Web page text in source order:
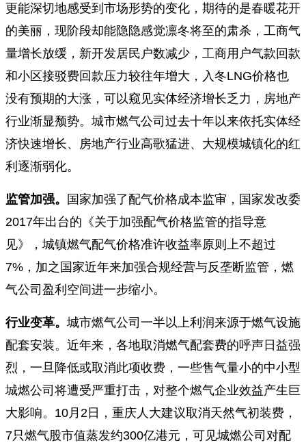
更能深切地感受到市场形势的变化，期待的是春暖花开
的美丽，现阶段却能隐隐感觉凛冬将至的肃杀，工商气
量增长放缓，新开发居民户数减少，工商用户气款回款
和小区接驳费回款压力较往年增大，入冬LNG价格也
没有预期的大涨，可以窥见实体经济增长乏力，房地产
行业渐显颓势。城市燃气公司过去十年以来依托实体经
济快速增长、房地产行业高歌猛进、大规模城镇化的红
利逐渐弱化。
监管加强。 国家加强了配气价格成本监审，国家发改委
2017年出台的《关于加强配气价格监管的指导意
见》，城镇燃气配气价格准许收益率原则上不超过
7% ，加之国家近年来加强合规经营与反垄断监管，燃
气公司盈利空间进一步缩小。
行业变革。 城市燃气公司一半以上利润来源于燃气设施
配套安装。近年来，各地取消燃气配套费的呼声日益强
烈，一旦降低或取消此项收费，一些售气量小的中小型
城燃公司将遭受严重打击，对整个燃气企业效益产生巨
大影响。 10 月 2 日，重庆人大建议取消天然气初装费，
7只燃气股市值蒸发约300亿港元，可见城燃公司对配